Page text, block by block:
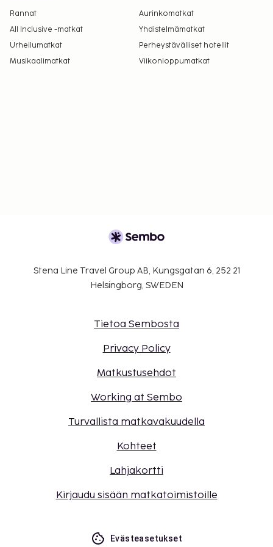
Rannat
Aurinkomatkat
All Inclusive -matkat
Yhdistelmämatkat
Urheilumatkat
Perheystävälliset hotellit
Musikaalimatkat
Viikonloppumatkat
Stena Line Travel Group AB, Kungsgatan 6, 252 21
Helsingborg, SWEDEN
Tietoa Sembosta
Privacy Policy
Matkustusehdot
Working at Sembo
Turvallista matkavakuudella
Kohteet
Lahjakortti
Kirjaudu sisään matkatoimistoille
Evästeasetukset